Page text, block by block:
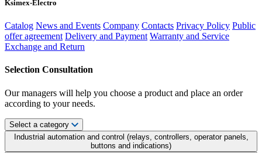
Ksimex-Electro
Catalog News and Events Company Contacts Privacy Policy Public
offer agreement Delivery and Payment Warranty and Service
Exchange and Return
Selection Consultation
Our managers will help you choose a product and place an order
according to your needs.
Select a category
Industrial automation and control (relays, controllers, operator panels,
buttons and indications)